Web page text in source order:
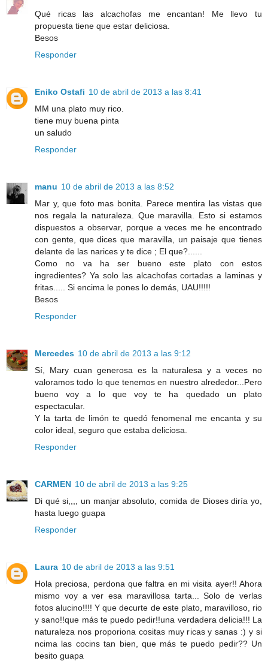
Qué ricas las alcachofas me encantan! Me llevo tu
propuesta tiene que estar deliciosa.
Besos
Responder
Eniko Ostafi 10 de abril de 2013 a las 8:41
MM una plato muy rico.
tiene muy buena pinta
un saludo
Responder
manu 10 de abril de 2013 a las 8:52
Mar y, que foto mas bonita. Parece mentira las vistas que
nos regala la naturaleza. Que maravilla. Esto si estamos
dispuestos a observar, porque a veces me he encontrado
con gente, que dices que maravilla, un paisaje que tienes
delante de las narices y te dice ; El que?......
Como no va ha ser bueno este plato con estos
ingredientes? Ya solo las alcachofas cortadas a laminas y
fritas..... Si encima le pones lo demás, UAU!!!!!
Besos
Responder
Mercedes 10 de abril de 2013 a las 9:12
Sí, Mary cuan generosa es la naturalesa y a veces no
valoramos todo lo que tenemos en nuestro alrededor...Pero
bueno voy a lo que voy te ha quedado un plato
espectacular.
Y la tarta de limón te quedó fenomenal me encanta y su
color ideal, seguro que estaba deliciosa.
Responder
CARMEN 10 de abril de 2013 a las 9:25
Di qué si,,,, un manjar absoluto, comida de Dioses diría yo,
hasta luego guapa
Responder
Laura 10 de abril de 2013 a las 9:51
Hola preciosa, perdona que faltra en mi visita ayer!! Ahora
mismo voy a ver esa maravillosa tarta... Solo de verlas
fotos alucino!!!! Y que decurte de este plato, maravilloso, rio
y sano!!que más te puedo pedir!!una verdadera delicia!!! La
naturaleza nos proporiona cositas muy ricas y sanas :) y si
ncima las cocins tan bien, que más te puedo pedir?? Un
besito guapa